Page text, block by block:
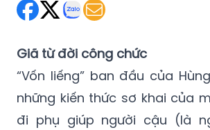
Giã từ đời công chức
“Vốn liếng” ban đầu của
những kiến thức sơ khai của
đi phụ giúp người cậu (là